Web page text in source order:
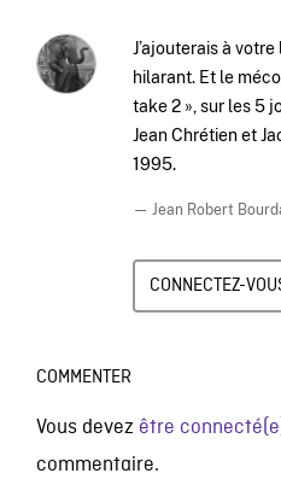
J’ajouterais à
hilarant. Et le
take 2 », sur les 5
Jean Chrétien et
1995.
— Jean Robert
CONNECTEZ-
COMMENTER
Vous devez être
commentaire.